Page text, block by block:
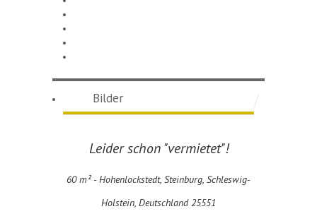
Bilder
Leider schon "vermietet"!
60 m² -Hohenlockstedt, Steinburg, Schleswig-
Holstein, Deutschland 25551